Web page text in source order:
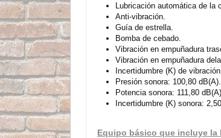
Lubricación automática de la
Anti-vibración.
Guía de estrella.
Bomba de cebado.
Vibración en empuñadura
Vibración en empuñadura
Incertidumbre (K) de
Presión sonora: 100,80 dB(A).
Potencia sonora: 111,80 dB(A).
Incertidumbre (K) sonora:
Equipo básico que incluye la